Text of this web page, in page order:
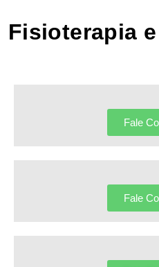
Fisioterapia
Fale
Fale